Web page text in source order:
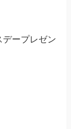
ープレゼン